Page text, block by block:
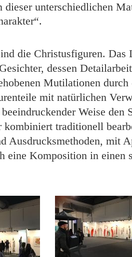
dieser unterschiedlichen
die Christusfiguren.
dessen
Mutilationen durch
mit natürlichen
Weise den
kombiniert traditionell
Ausdrucksmethoden, mit
eine Komposition in einen